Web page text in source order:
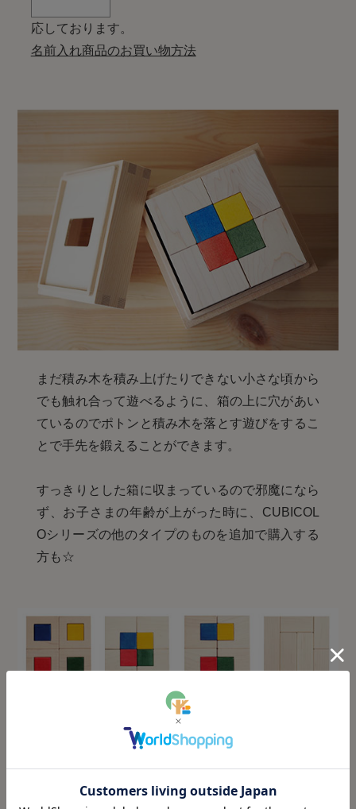
応しております。
名前入れ商品のお買い物方法
まだ積み木を積み上げたりできない小さな頃から
でも触れ合って遊べるように、箱の上に穴があい
ているのでポトンと積み木を落とす遊びをするこ
とで手先を鍛えることができます。
すっきりとした箱に収まっているので邪魔になら
ず、お子さまの年齢が上がった時に、CUBICOL
Oシリーズの他のタイプのものを追加で購入する
方も☆